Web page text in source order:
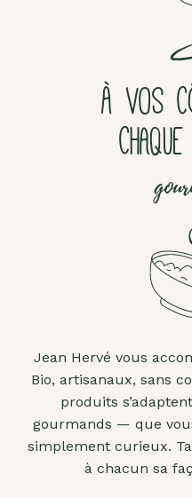
À VOS
Jean Hervé vous
Bio, artisanaux, sans
produits
gourmands — que
simplement curieux.
à chacun sa